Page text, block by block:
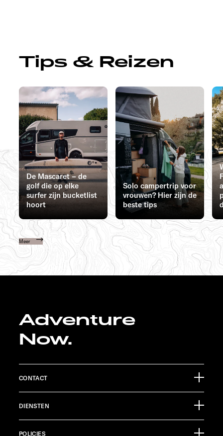
Tips & Reizen
De Mascaret – de
golf die op elke
surfer zijn bucketlist
hoort
Solo campertrip voor
vrouwen? Hier zijn de
beste tips
Meer
Adventure
Now.
CONTACT
Ölmühlestraße 6
88299 Leutkirch
DIENSTEN
POLICIES